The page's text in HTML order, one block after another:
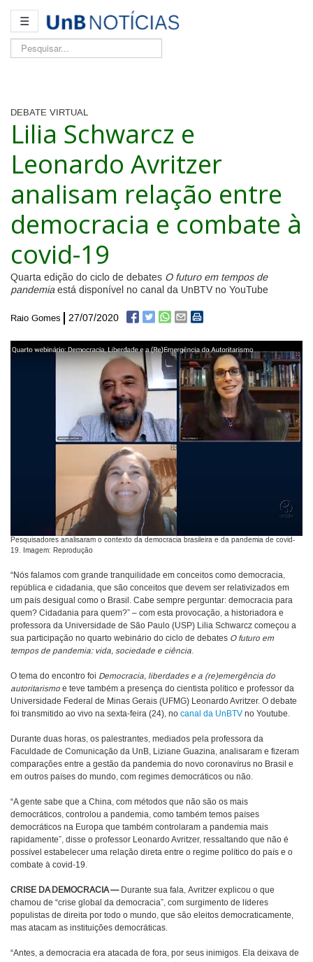
☰
Pesquisar...
DEBATE VIRTUAL
Lilia Schwarcz e
Leonardo Avritzer
analisam relação entre
democracia e combate à
covid-19
Quarta edição do ciclo de debates O futuro em tempos de
pandemiaestá disponível no canal da UnBTV no YouTube
Raio Gomes 27/07/2020
Pesquisadores analisaram o contexto da democracia brasileira e da pandemia de covid-
19. Imagem: Reprodução
“Nós falamos com grande tranquilidade em conceitos como democracia,
república e cidadania, que são conceitos que devem ser relativizados em
um país desigual como o Brasil. Cabe sempre perguntar: democracia para
quem? Cidadania para quem?” – com esta provocação, a historiadora e
professora da Universidade de São Paulo (USP) Lilia Schwarcz começou a
sua participação no quarto webinário do ciclo de debates O futuro em
tempos de pandemia: vida, sociedade e ciência.
O tema do encontro foi Democracia, liberdades e a (re)emergência do
autoritarismo e teve também a presença do cientista político e professor da
Universidade Federal de Minas Gerais (UFMG) Leonardo Avritzer. O debate
foi transmitido ao vivo na sexta-feira (24), no canal da UnBTV no Youtube.
Durante duas horas, os palestrantes, mediados pela professora da
Faculdade de Comunicação da UnB, Liziane Guazina, analisaram e fizeram
comparações entre a gestão da pandemia do novo coronavírus no Brasil e
em outros países do mundo, com regimes democráticos ou não.
“A gente sabe que a China, com métodos que não são os mais
democráticos, controlou a pandemia, como também temos países
democráticos na Europa que também controlaram a pandemia mais
rapidamente”, disse o professor Leonardo Avritzer, ressaltando que não é
possível estabelecer uma relação direta entre o regime político do país e o
combate à covid-19.
CRISE DA DEMOCRACIA —Durante sua fala, Avritzer explicou o que
chamou de “crise global da democracia”, com surgimento de líderes
populistas de direita por todo o mundo, que são eleitos democraticamente,
mas atacam as instituições democráticas.
“Antes, a democracia era atacada de fora, por seus inimigos. Ela deixava de